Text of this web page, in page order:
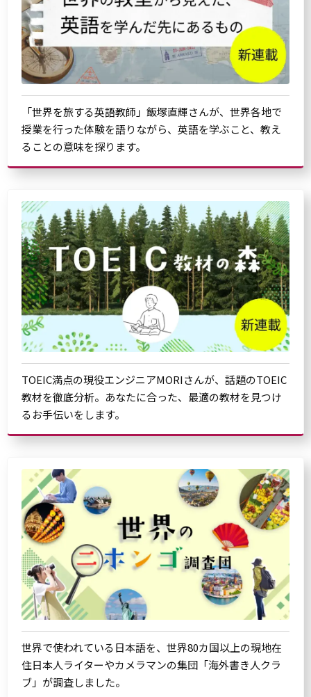
「世界を旅する英語教師」飯塚直輝さんが、世界各地で
授業を行った体験を語りながら、英語を学ぶこと、教え
ることの意味を探ります。
TOEIC満点の現役エンジニアMORIさんが、話題のTOEIC
教材を徹底分析。あなたに合った、最適の教材を見つけ
るお手伝いをします。
世界で使われている日本語を、世界80カ国以上の現地在
住日本人ライターやカメラマンの集団「海外書き人クラ
ブ」が調査しました。